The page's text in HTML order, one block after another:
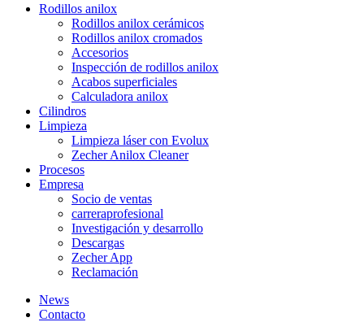
search
Menu
Rodillos anilox
Rodillos anilox cerámicos
Rodillos anilox cromados
Accesorios
Inspección de rodillos anilox
Acabos superficiales
Calculadora anilox
Cilindros
Limpieza
Limpieza láser con Evolux
Zecher Anilox Cleaner
Procesos
Empresa
Socio de ventas
carreraprofesional
Investigación y desarrollo
Descargas
Zecher App
Reclamación
News
Contacto